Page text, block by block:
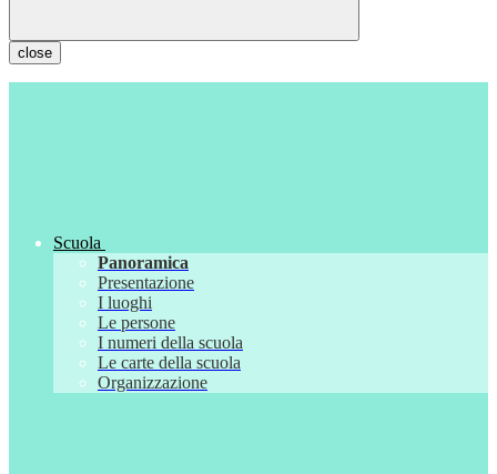
close
Scuola
Panoramica
Presentazione
I luoghi
Le persone
I numeri della scuola
Le carte della scuola
Organizzazione